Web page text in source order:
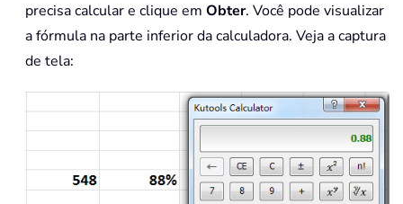
precisa calcular e clique em Obter. Você pode visualizar
a fórmula na parte inferior da calculadora. Veja a captura
de tela: